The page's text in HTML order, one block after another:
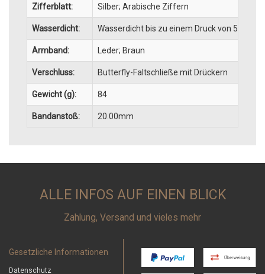
Zifferblatt: Silber; Arabische Ziffern
Wasserdicht: Wasserdicht bis zu einem Druck von 5 bar
Armband: Leder; Braun
Verschluss: Butterfly-Faltschließe mit Drückern
Gewicht (g): 84
Bandanstoß: 20.00mm
ALLE INFOS AUF EINEN BLICK
Zahlung, Versand und vieles mehr
Gesetzliche Informationen
Datenschutz